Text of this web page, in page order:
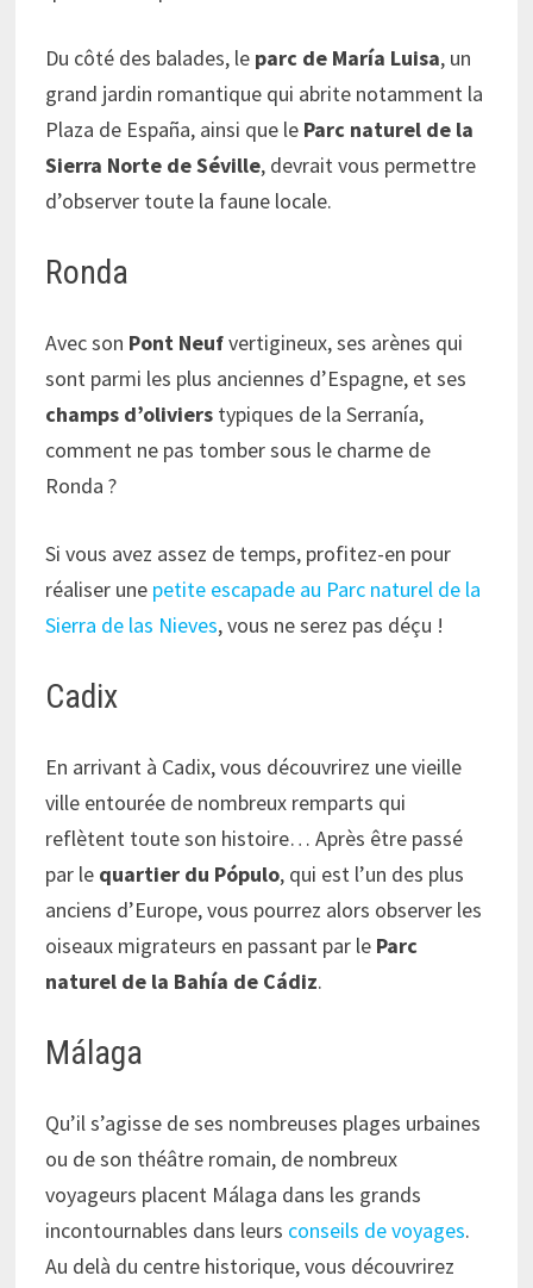
Du côté des balades, le parc de María Luisa, un
grand jardin romantique qui abrite notamment la
Plaza de España, ainsi que le Parc naturel de la
Sierra Norte de Séville, devrait vous permettre
d’observer toute la faune locale.
Ronda
Avec son Pont Neufvertigineux, ses arènes qui
sont parmi les plus anciennes d’Espagne, et ses
champs d’oliviers typiques de la Serranía,
comment ne pas tomber sous le charme de
Ronda ?
Si vous avez assez de temps, profitez-en pour
réaliser une petite escapade au Parc naturel de la
Sierra de las Nieves, vous ne serez pas déçu !
Cadix
En arrivant à Cadix, vous découvrirez une vieille
ville entourée de nombreux remparts qui
reflètent toute son histoire… Après être passé
par le quartier du Pópulo, qui est l’un des plus
anciens d’Europe, vous pourrez alors observer les
oiseaux migrateurs en passant par le Parc
naturel de la Bahía de Cádiz.
Málaga
Qu’il s’agisse de ses nombreuses plages urbaines
ou de son théâtre romain, de nombreux
voyageurs placent Málaga dans les grands
incontournables dans leurs conseils de voyages.
Au delà du centre historique, vous découvrirez